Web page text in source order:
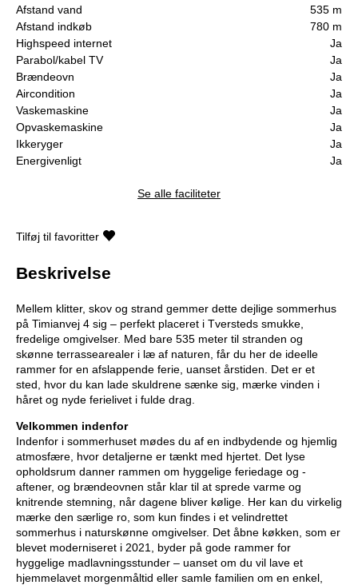
Afstand vand
535 m
Afstand indkøb
780 m
Highspeed internet
Ja
Parabol/kabel TV
Ja
Brændeovn
Ja
Aircondition
Ja
Vaskemaskine
Ja
Opvaskemaskine
Ja
Ikkeryger
Ja
Energivenligt
Ja
Se alle faciliteter
Tilføj til favoritter
Beskrivelse
Mellem klitter, skov og strand gemmer dette dejlige sommerhus
på Timianvej 4 sig – perfekt placeret i Tversteds smukke,
fredelige omgivelser. Med bare 535 meter til stranden og
skønne terrassearealer i læ af naturen, får du her de ideelle
rammer for en afslappende ferie, uanset årstiden. Det er et
sted, hvor du kan lade skuldrene sænke sig, mærke vinden i
håret og nyde ferielivet i fulde drag.
Velkommen indenfor
Indenfor i sommerhuset mødes du af en indbydende og hjemlig
atmosfære, hvor detaljerne er tænkt med hjertet. Det lyse
opholdsrum danner rammen om hyggelige feriedage og -
aftener, og brændeovnen står klar til at sprede varme og
knitrende stemning, når dagene bliver kølige. Her kan du virkelig
mærke den særlige ro, som kun findes i et velindrettet
sommerhus i naturskønne omgivelser. Det åbne køkken, som er
blevet moderniseret i 2021, byder på gode rammer for
hyggelige madlavningsstunder – uanset om du vil lave et
hjemmelavet morgenmåltid eller samle familien om en enkel,